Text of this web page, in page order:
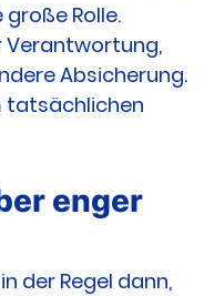
Rolle.
Verantwortung,
Absicherung.
tatsächlichen
enger
der Regel dann,